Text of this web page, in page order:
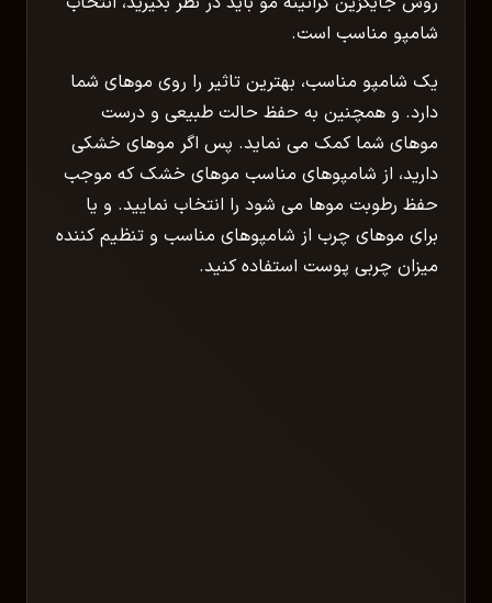
شامپو مناسب است.
یک شامپو مناسب، بهترین تاثیر را روی موهای شما
دارد. و همچنین به حفظ حالت طبیعی و درست
موهای شما کمک می نماید. پس اگر موهای خشکی
دارید، از شامپوهای مناسب موهای خشک که موجب
حفظ رطوبت موها می شود را انتخاب نمایید. و یا
برای موهای چرب از شامپوهای مناسب و تنظیم کننده
میزان چربی پوست استفاده کنید.